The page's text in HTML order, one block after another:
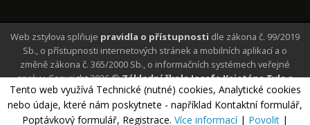
Web zstylova splňuje pravidla o přístupnosti dle zákona č. 99/2019
Sb., o přístupnosti internetových stránek a mobilních aplikací a o
změně zákona č. 365/2000 Sb., o informačních systémech veřejné
správy. Copyright 2026 ©Základní škola Josefa Kajetána Tyla a
Mateřská škola PísekVšechna práva vyhrazena. Webové stránky
vytvořil a spravujeHOTdesign.eu| Webmaster:
info@hotdesign.eu
Tento web využívá Technické (nutné) cookies, Analytické cookies
nebo údaje, které nám poskytnete - například Kontaktní formulář,
Poptávkový formulář, Registrace. Více informací| Povolit |